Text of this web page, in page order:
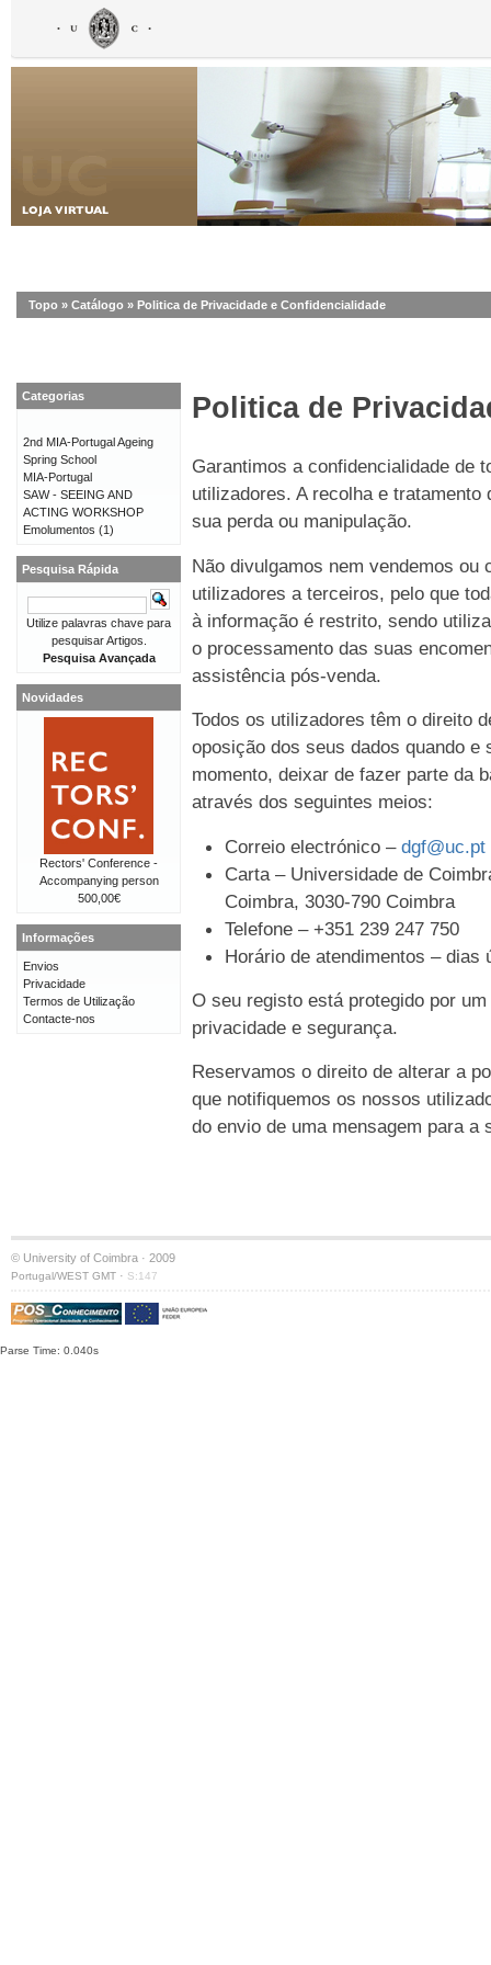
Topo » Catálogo » Politica de Privacidade e Confidencialidade
Politica de
Garantimos a confidencialidade de
utilizadores. A recolha e
sua perda ou manipulação.
Não divulgamos nem vendemos
utilizadores a terceiros, pelo que
à informação é restrito, sendo
o processamento das suas
assistência pós-venda.
Todos os utilizadores têm o direito
oposição dos seus dados quando e
momento, deixar de fazer parte da
através dos seguintes meios:
Correio electrónico – dgf@uc.pt
Carta – Universidade de
Coimbra, 3030-790 Coimbra
Telefone – +351 239 247 750
Horário de atendimentos – dias
O seu registo está protegido por
privacidade e segurança.
Reservamos o direito de alterar a
que notifiquemos os nossos
do envio de uma mensagem para
Categorias
2nd MIA-Portugal Ageing
Spring School
MIA-Portugal
SAW - SEEING AND
ACTING WORKSHOP
Emolumentos (1)
Pesquisa Rápida
Utilize palavras chave para
pesquisar Artigos.
Pesquisa Avançada
Novidades
Rectors' Conference -
Accompanying person
500,00€
Informações
Envios
Privacidade
Termos de Utilização
Contacte-nos
© University of Coimbra · 2009
Portugal/WEST GMT · S:147
Parse Time: 0.040s